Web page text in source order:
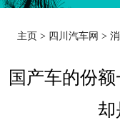
主页 > 四川汽车网 >
国产车的份
却